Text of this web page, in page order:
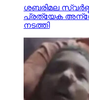
ശബരിമല
പ്രത്യേക
നടത്തി